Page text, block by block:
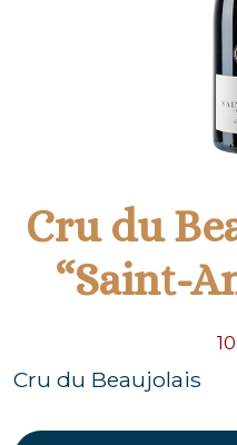
Cru du
“Saint-
Cru du Beaujolais